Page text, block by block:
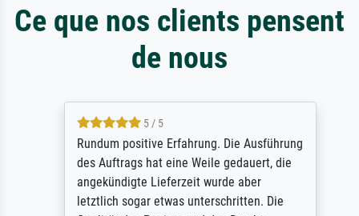
Ce que nos clients pensent
de nous
5 / 5
Rundum positive Erfahrung. Die Ausführung
des Auftrags hat eine Weile gedauert, die
angekündigte Lieferzeit wurde aber
letztlich sogar etwas unterschritten. Die